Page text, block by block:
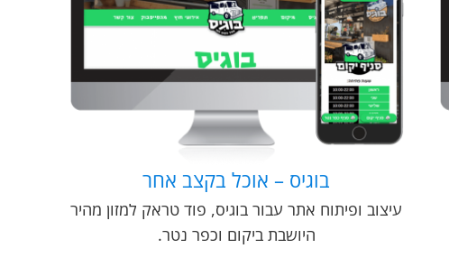
בוגיס – אוכל בקצב אחר
עיצוב ופיתוח אתר עבור בוגיס, פוד טראק למזון מהיר
היושבת ביקום וכפר נטר.